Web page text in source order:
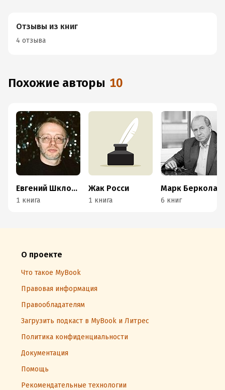
Отзывы из книг
4 отзыва
Похожие авторы 10
Евгений Шкловский
1 книга
Жак Росси
1 книга 6 книг
О проекте
Что такое MyBook
Правовая информация
Правообладателям
Загрузить подкаст в MyBook и Литрес
Политика конфиденциальности
Документация
Помощь
Рекомендательные технологии